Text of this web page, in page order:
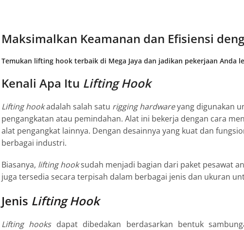
Maksimalkan Keamanan dan Efisiensi
Temukan lifting hook terbaik di Mega Jaya dan jadikan pekerjaan Anda
Kenali Apa Itu Lifting Hook
Lifting hookadalah salah satu rigging hardwareyang digunakan
pengangkatan atau pemindahan. Alat ini bekerja dengan cara
alat pengangkat lainnya. Dengan desainnya yang kuat dan
berbagai industri.
Biasanya, lifting hooksudah menjadi bagian dari paket pesawat
juga tersedia secara terpisah dalam berbagai jenis dan ukuran
Jenis Lifting Hook
Lifting hooksdapat dibedakan berdasarkan bentuk